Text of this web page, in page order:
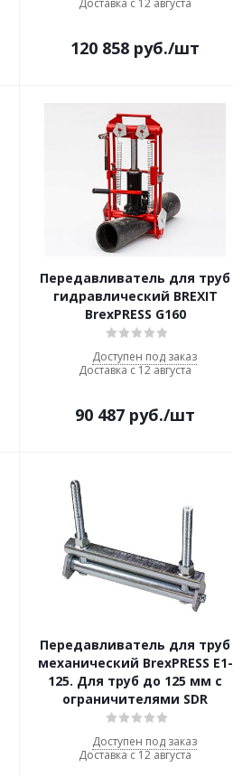
Доставка с 12 августа
120 858 руб./шт
Передавливатель для труб
гидравлический BREXIT
BrexPRESS G160
Доступен под заказ
Доставка с 12 августа
90 487 руб./шт
Передавливатель для труб
механический BrexPRESS Е1-
125. Для труб до 125 мм с
ограничителями SDR
Доступен под заказ
Доставка с 12 августа